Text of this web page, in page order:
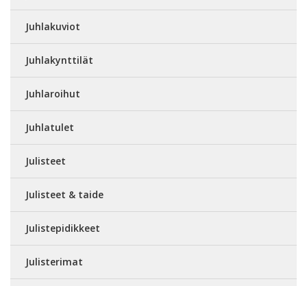
Juhlakuviot
Juhlakynttilät
Juhlaroihut
Juhlatulet
Julisteet
Julisteet & taide
Julistepidikkeet
Julisterimat